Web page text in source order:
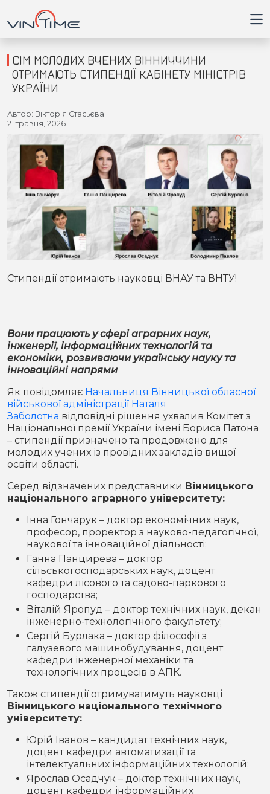
Головна
Війна
Новини
Кримінал
Здоров'я
Приватна думка
В кулуарах
Місто
Відео
Конфлікти
Партнери
Спорт
Історія
Спорт
Футбол
Контакти
Підписатись на нас у Telegram
СІМ МОЛОДИХ ВЧЕНИХ ВІННИЧЧИНИ
ОТРИМАЮТЬ СТИПЕНДІЇ КАБІНЕТУ МІНІСТРІВ
УКРАЇНИ
Автор: Вікторія Стасьєва
21 травня, 2026
Стипендії отримають науковці ВНАУ та ВНТУ!
Вони працюють у сфері аграрних наук,
інженерії, інформаційних технологій та
економіки, розвиваючи українську науку та
інноваційні напрями
Як повідомляє Начальниця Вінницької обласної
військової адміністрації Наталя
Заболотна відповідні рішення ухвалив Комітет з
Національної премії України імені Бориса Патона
– стипендії призначено та продовжено для
молодих учених із провідних закладів вищої
освіти області.
Серед відзначених представники Вінницького
національного аграрного університету:
Інна Гончарук – доктор економічних наук,
професор, проректор з науково-педагогічної,
наукової та інноваційної діяльності;
Ганна Панцирева – доктор
сільськогосподарських наук, доцент
кафедри лісового та садово-паркового
господарства;
Віталій Яропуд – доктор технічних наук, декан
інженерно-технологічного факультету;
Сергій Бурлака – доктор філософії з
галузевого машинобудування, доцент
кафедри інженерної механіки та
технологічних процесів в АПК.
Також стипендії отримуватимуть науковці
Вінницького національного технічного
університету:
Юрій Іванов – кандидат технічних наук,
доцент кафедри автоматизації та
інтелектуальних інформаційних технологій;
Ярослав Осадчук – доктор технічних наук,
доцент кафедри інформаційних